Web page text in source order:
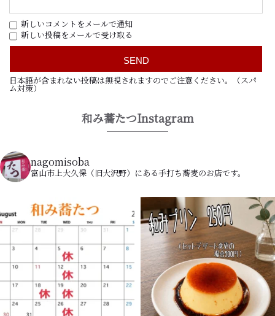
新しいコメントをメールで通知
新しい投稿をメールで受け取る
日本語が含まれない投稿は無視されますのでご注意ください。（スパ
ム対策）
和み蕎たつInstagram
nagomisoba
富山市上大久保（旧大沢野）にある手打ち蕎麦のお店です。